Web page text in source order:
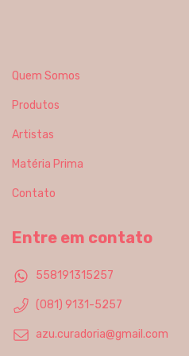
Quem Somos
Produtos
Artistas
Matéria Prima
Contato
Entre em contato
558191315257
(081) 9131-5257
azu.curadoria@gmail.com